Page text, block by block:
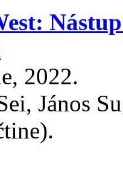
2022.
János